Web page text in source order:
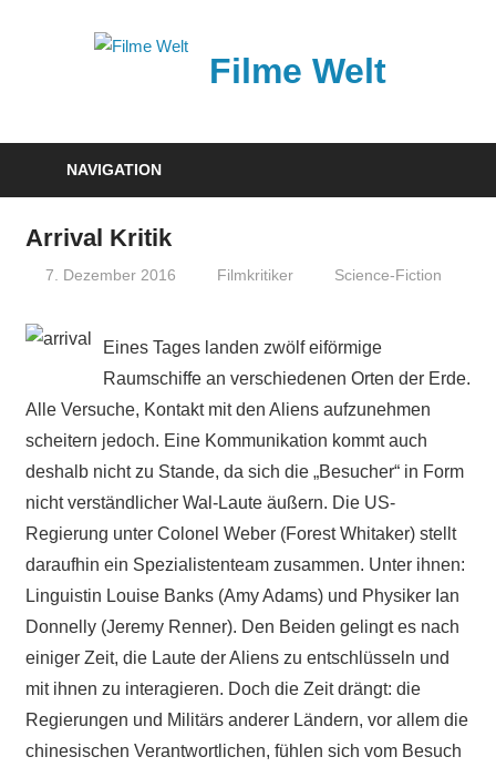
Filme Welt
aktuellen
Kinofilmen
NAVIGATION
Arrival Kritik
7. Dezember 2016 Filmkritiker Science-Fiction
Eines Tages landen zwölf eiförmige
Raumschiffe an verschiedenen Orten der Erde.
Alle Versuche, Kontakt mit den Aliens aufzunehmen
scheitern jedoch. Eine Kommunikation kommt auch
deshalb nicht zu Stande, da sich die „Besucher“ in Form
nicht verständlicher Wal-Laute äußern. Die US-
Regierung unter Colonel Weber (Forest Whitaker) stellt
daraufhin ein Spezialistenteam zusammen. Unter ihnen:
Linguistin Louise Banks (Amy Adams) und Physiker Ian
Donnelly (Jeremy Renner). Den Beiden gelingt es nach
einiger Zeit, die Laute der Aliens zu entschlüsseln und
mit ihnen zu interagieren. Doch die Zeit drängt: die
Regierungen und Militärs anderer Ländern, vor allem die
chinesischen Verantwortlichen, fühlen sich vom Besuch